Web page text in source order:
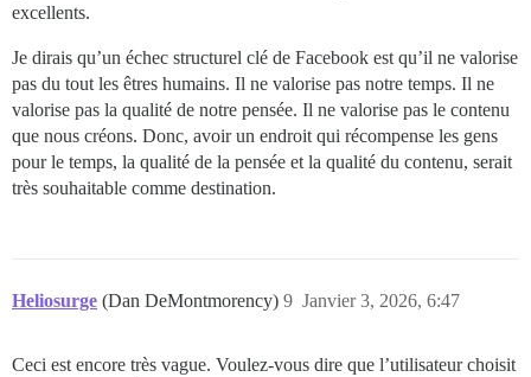
excellents.
Je dirais qu’un échec structurel clé de Facebook est qu’il ne valorise
pas du tout les êtres humains. Il ne valorise pas notre temps. Il ne
valorise pas la qualité de notre pensée. Il ne valorise pas le contenu
que nous créons. Donc, avoir un endroit qui récompense les gens
pour le temps, la qualité de la pensée et la qualité du contenu, serait
très souhaitable comme destination.
Heliosurge (Dan DeMontmorency) Janvier 3, 2026, 6:47
9
Ceci est encore très vague. Voulez-vous dire que l’utilisateur choisit